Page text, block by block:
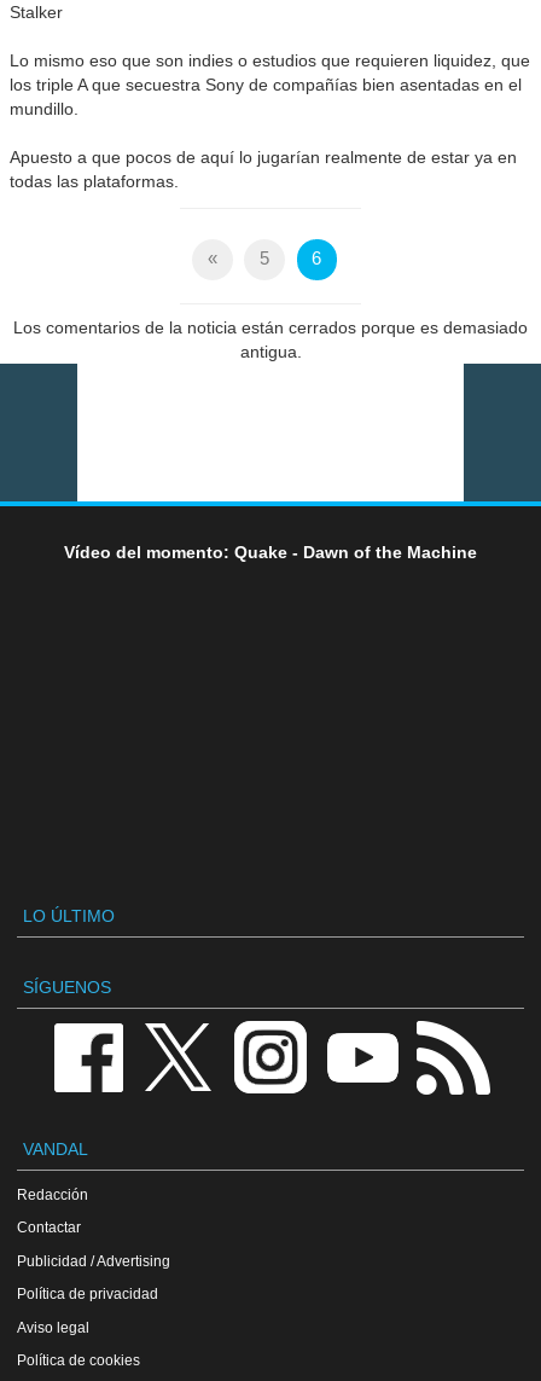
Stalker
Lo mismo eso que son indies o estudios que requieren liquidez, que
los triple A que secuestra Sony de compañías bien asentadas en el
mundillo.
Apuesto a que pocos de aquí lo jugarían realmente de estar ya en
todas las plataformas.
« 5 6
Los comentarios de la noticia están cerrados porque es demasiado
antigua.
Vídeo del momento: Quake - Dawn of the Machine
LO ÚLTIMO
SÍGUENOS
VANDAL
Redacción
Contactar
Publicidad / Advertising
Política de privacidad
Aviso legal
Política de cookies